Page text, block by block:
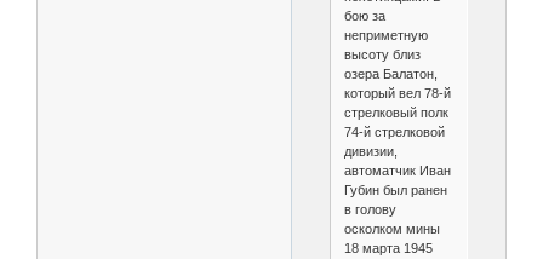
бою за
неприметную
высоту близ
озера Балатон,
который вел 78-й
стрелковый полк
74-й стрелковой
дивизии,
автоматчик Иван
Губин был ранен
в голову
осколком мины
18 марта 1945